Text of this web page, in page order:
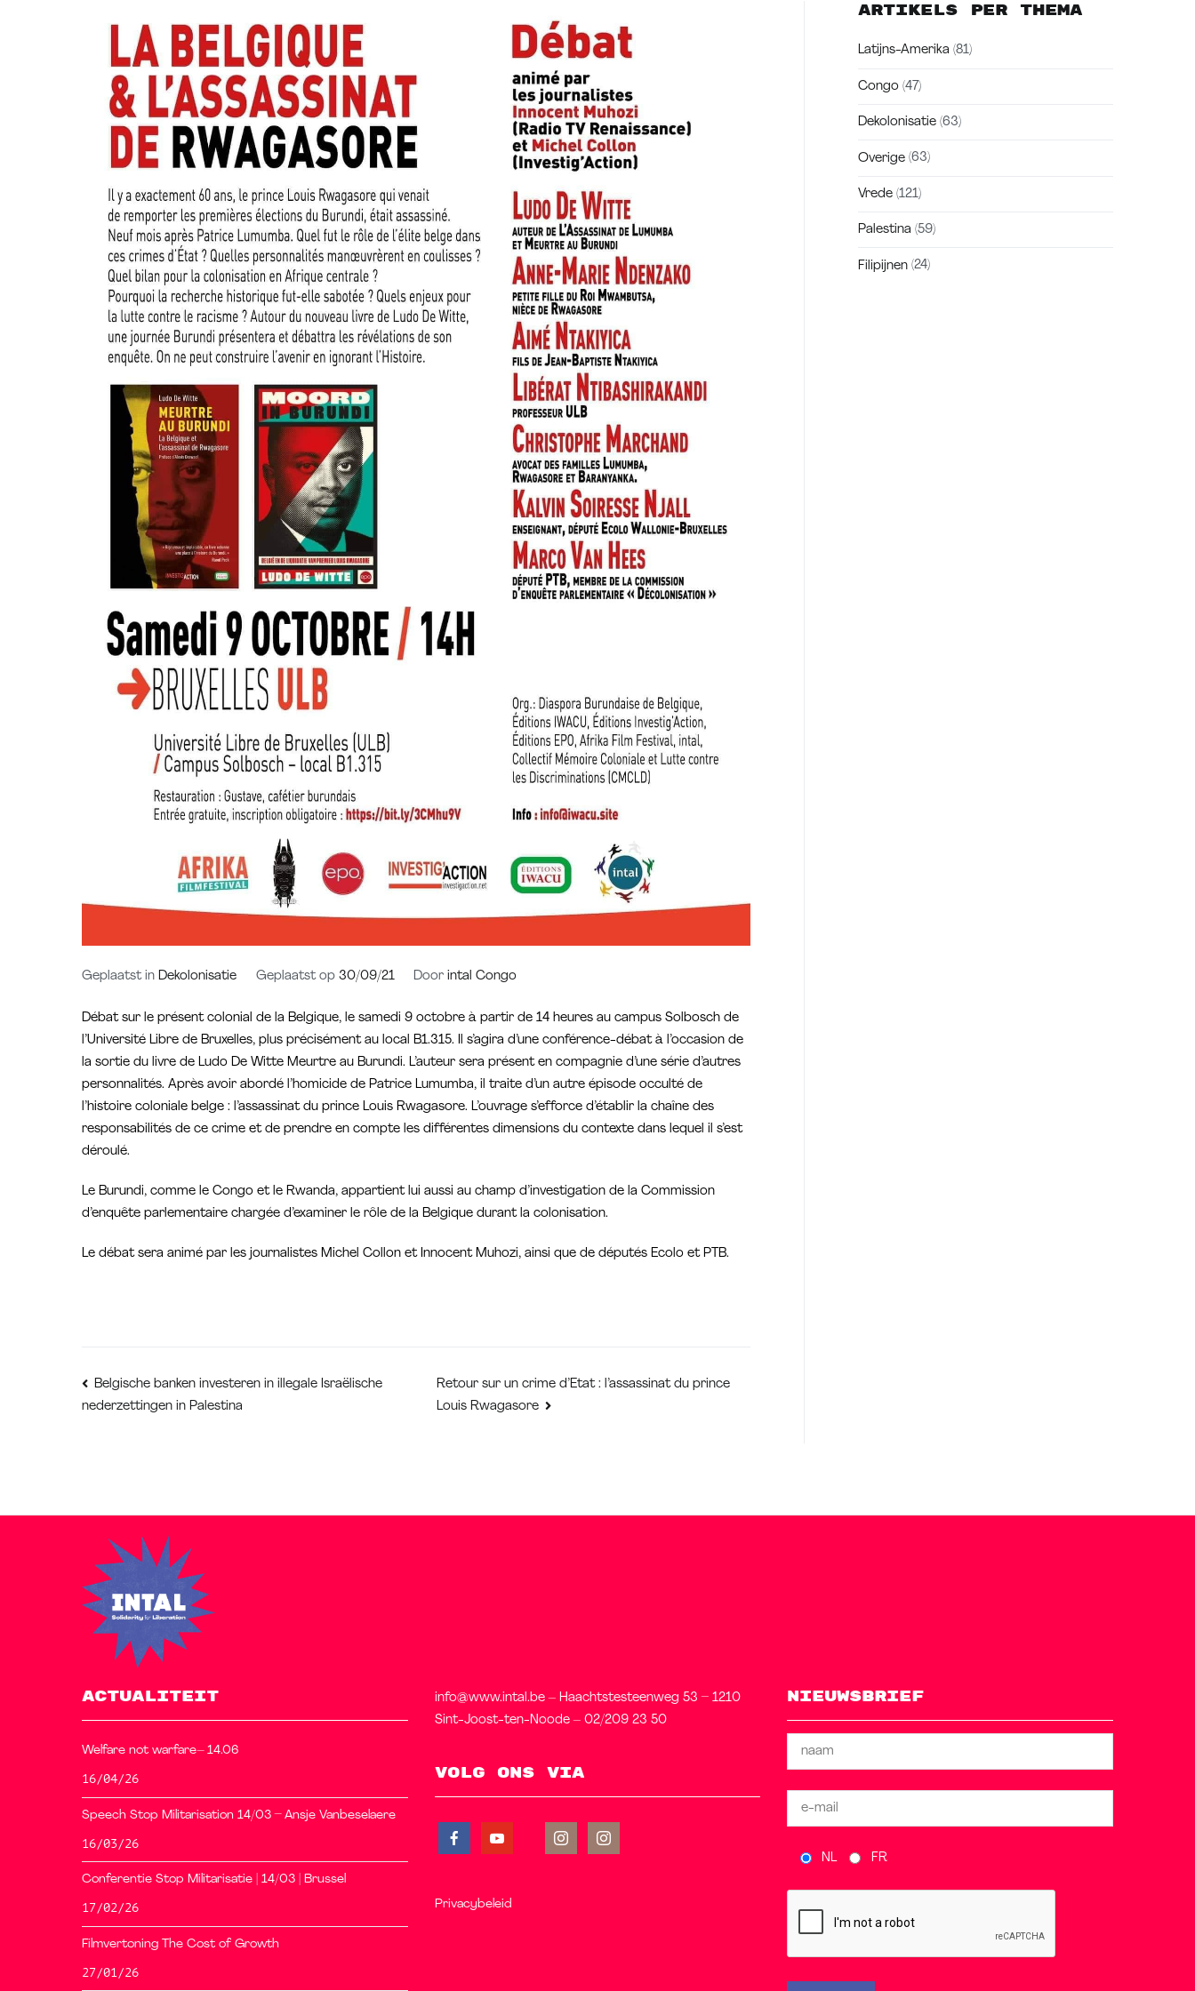
Geplaatst in Dekolonisatie Geplaatst op 30/09/21 Doorintal Congo
Débat sur le présent colonial de la Belgique, le samedi 9 octobre à partir de 14 heures au campus Solbosch de
l’Université Libre de Bruxelles, plus précisément au local B1.315. Il s’agira d’une conférence-débat à l’occasion de
la sortie du livre de Ludo De Witte Meurtre au Burundi. L’auteur sera présent en compagnie d’une série d’autres
personnalités. Après avoir abordé l’homicide de Patrice Lumumba, il traite d’un autre épisode occulté de
l’histoire coloniale belge : l’assassinat du prince Louis Rwagasore. L’ouvrage s’efforce d’établir la chaîne des
responsabilités de ce crime et de prendre en compte les différentes dimensions du contexte dans lequel il s’est
déroulé.
Le Burundi, comme le Congo et le Rwanda, appartient lui aussi au champ d’investigation de la Commission
d’enquête parlementaire chargée d’examiner le rôle de la Belgique durant la colonisation.
Le débat sera animé par les journalistes Michel Collon et Innocent Muhozi, ainsi que de députés Ecolo et PTB.
Bericht
Belgische banken investeren in illegale Israëlische
nederzettingen in Palestina
Retour sur un crime d’Etat : l’assassinat du prince
Louis Rwagasore
Artikels per thema
Latijns-Amerika (81)
Congo (47)
Dekolonisatie (63)
Overige (63)
Vrede (121)
Palestina (59)
Filipijnen (24)
ACTUALITEIT
Welfare not warfare– 14.06
16/04/26
Speech Stop Militarisation 14/03 – Ansje Vanbeselaere
16/03/26
Conferentie Stop Militarisatie | 14/03 | Brussel
17/02/26
Filmvertoning The Cost of Growth
27/01/26
info@www.intal.be – Haachtstesteenweg 53 – 1210
Sint-Joost-ten-Noode – 02/209 23 50
Volg ons via
Privacybeleid
Nieuwsbrief
NL FR